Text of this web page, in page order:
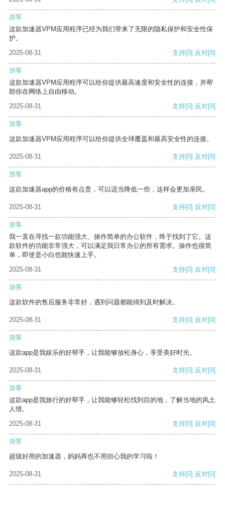
游客
这款加速器VPM应用程序已经为我们带来了无限的隐私保护和安全性保
护。
2025-08-31
支持[0] 反对[0]
游客
这款加速器VPM应用程序可以给你提供最高速度和安全性的连接，并帮
助你在网络上自由移动。
2025-08-31
支持[0] 反对[0]
游客
这款加速器VPM应用程序可以给你提供全球覆盖和最高安全性的连接。
2025-08-31 支持[0] 反对[0]
游客
这款加速器app的价格有点贵，可以适当降低一些，这样会更加亲民。
2025-08-31 支持[0] 反对[0]
游客
我一直在寻找一款功能强大、操作简单的办公软件，终于找到了它。这
款软件的功能非常强大，可以满足我日常办公的所有需求。操作也很简
单，即使是小白也能快速上手。
2025-08-31
支持[0] 反对[0]
游客
这款软件的售后服务非常好，遇到问题都能得到及时解决。
2025-08-31 支持[0] 反对[0]
游客
这款app是我娱乐的好帮手，让我能够放松身心，享受美好时光。
2025-08-31 支持[0] 反对[0]
游客
这款app是我旅行的好帮手，让我能够轻松找到目的地，了解当地的风土
人情。
2025-08-31
支持[0] 反对[0]
游客
超级好用的加速器，妈妈再也不用担心我的学习啦！
2025-08-31 支持[0] 反对[0]